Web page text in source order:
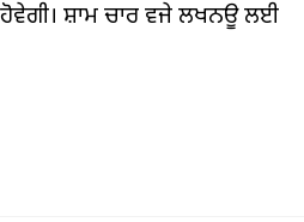
ਸ਼ਾਮ ਚਾਰ ਵਜੇ ਲਖਨਊ ਲਈ